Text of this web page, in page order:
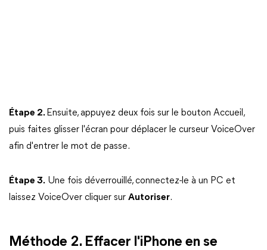
Étape 2. Ensuite, appuyez deux fois sur le bouton Accueil,
puis faites glisser l'écran pour déplacer le curseur VoiceOver
afin d'entrer le mot de passe.
Étape 3. Une fois déverrouillé, connectez-le à un PC et
laissez VoiceOver cliquer sur Autoriser.
Méthode 2. Effacer l'iPhone en se